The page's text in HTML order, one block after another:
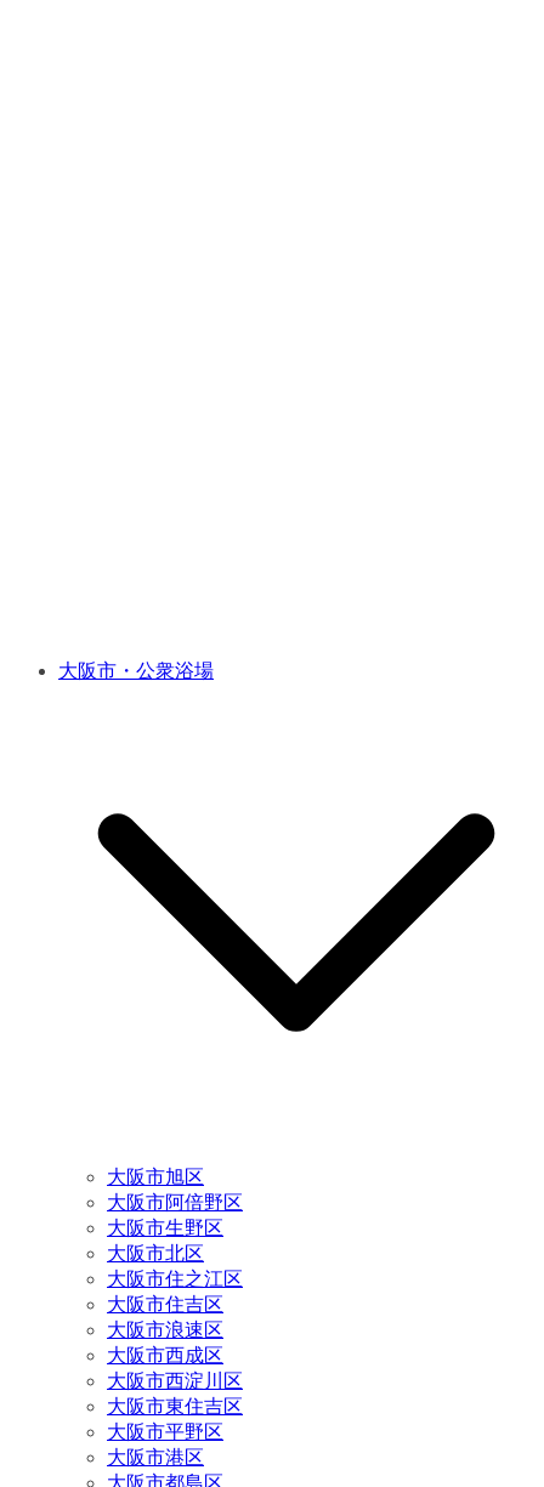
大阪市・公衆浴場
大阪市旭区
大阪市阿倍野区
大阪市生野区
大阪市北区
大阪市住之江区
大阪市住吉区
大阪市浪速区
大阪市西成区
大阪市西淀川区
大阪市東住吉区
大阪市平野区
大阪市港区
大阪市都島区